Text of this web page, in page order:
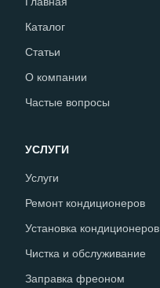
Каталог
Статьи
О компании
Частые вопросы
УСЛУГИ
Услуги
Ремонт кондиционеров
Установка кондиционеров
Чистка и обслуживание
Заправка фреоном